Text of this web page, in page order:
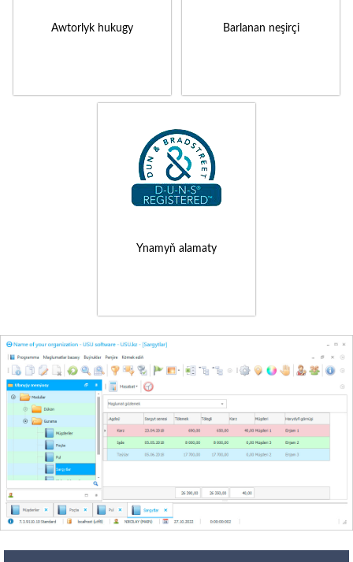
Awtorlyk hukugy Barlanan neşirçi
Ynamyň alamaty